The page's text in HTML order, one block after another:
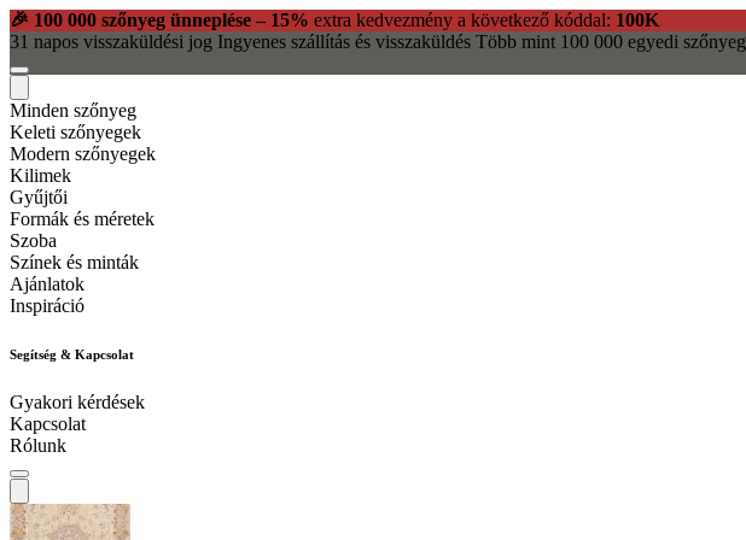
🎉 100 000 szőnyeg ünneplése – 15% extra kedvezmény a következő kóddal: 100K
31 napos visszaküldési jog Ingyenes szállítás és visszaküldés Több mint 100 000 egyedi szőnyeg
Minden szőnyeg
Keleti szőnyegek
Modern szőnyegek
Kilimek
Gyűjtői
Formák és méretek
Szoba
Színek és minták
Ajánlatok
Inspiráció
Segítség & Kapcsolat
Gyakori kérdések
Kapcsolat
Rólunk